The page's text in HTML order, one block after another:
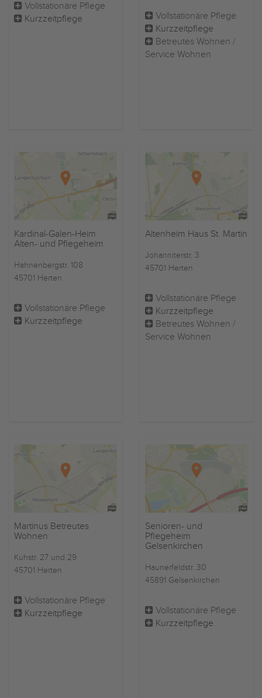
Vollstationäre Pflege
Kurzzeitpflege
Vollstationäre Pflege
Kurzzeitpflege
Betreutes Wohnen /
Service Wohnen
Kardinal-Galen-Heim
Alten- und Pflegeheim
Hahnenbergstr. 108
45701 Herten
Vollstationäre Pflege
Kurzzeitpflege
Altenheim Haus St. Martin
Johanniterstr. 3
45701 Herten
Vollstationäre Pflege
Kurzzeitpflege
Betreutes Wohnen /
Service Wohnen
Martinus Betreutes
Wohnen
Kuhstr. 27 und 29
45701 Herten
Vollstationäre Pflege
Kurzzeitpflege
Senioren- und
Pflegeheim
Gelsenkirchen
Haunerfeldstr. 30
45891 Gelsenkirchen
Vollstationäre Pflege
Kurzzeitpflege